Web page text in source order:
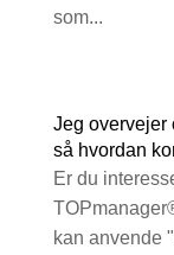
som...
Jeg overvejer
så hvordan
Er du
kan anvende